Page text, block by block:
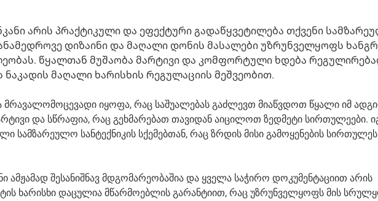
არის პრაქტიკული და ეფექტური გადაწყვეტილება თქვენი
დიზაინი და მაღალი დონის მასალები უზრუნველყოფს
წყალთან მუშაობა მარტივი და კომფორტული ხდება
მაღალი ხარისხის რეგულაციის მეშვეობით.
მრავალომოცევადი იყოფა, რაც საშუალებას გაძლევთ მიაწვდოთ წყალი იმ
და სწრაფია, რაც გეხმარებათ თავიდან აიცილოთ ზედმეტი სირთულეები.
სამზარეულო სანტექნიკის სქემებთან, რაც ზრდის მისი გამოყენების
ამჟამად შესანიშნავ მდგომარეობაშია და ყველა საჭირო დოკუმენტაციით არის
ხარისხი დაცულია მწარმოებლის გარანტიით, რაც უზრუნველყოფს მის